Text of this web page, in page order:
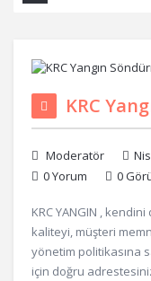
KRC
Moderatör
0 Yorum
0
KRC YANGIN ,
kaliteyi, müşteri
yönetim politikasına
için doğru